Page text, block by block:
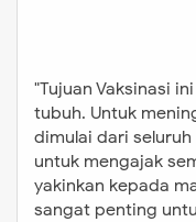
"Tujuan Vaksinasi
tubuh. Untuk
dimulai dari
untuk mengajak
yakinkan kepada
sangat penting